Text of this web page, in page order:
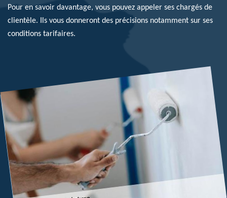
Pour en savoir davantage, vous pouvez appeler ses chargés de
clientèle. Ils vous donneront des précisions notamment sur ses
conditions tarifaires.